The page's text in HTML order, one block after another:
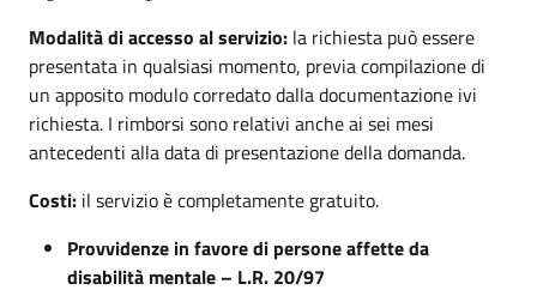
Modalità di accesso al servizio: la richiesta può essere
presentata in qualsiasi momento, previa compilazione di
un apposito modulo corredato dalla documentazione ivi
richiesta. I rimborsi sono relativi anche ai sei mesi
antecedenti alla data di presentazione della domanda.
Costi: il servizio è completamente gratuito.
Provvidenze in favore di persone affette da
disabilità mentale – L.R. 20/97